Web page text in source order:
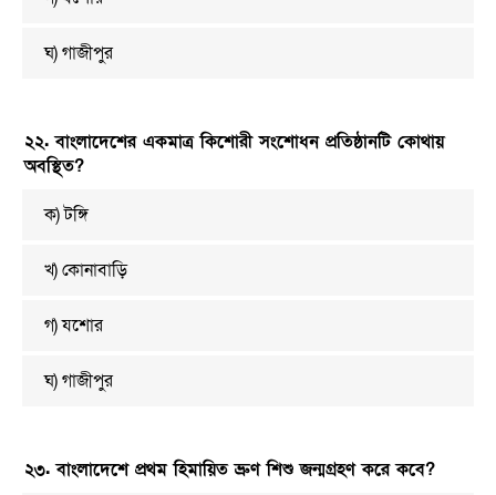
ঘ) গাজীপুর
২২. বাংলাদেশের একমাত্র কিশোরী সংশোধন প্রতিষ্ঠানটি কোথায়
অবস্থিত?
ক) টঙ্গি
খ) কোনাবাড়ি
গ) যশোর
ঘ) গাজীপুর
২৩. বাংলাদেশে প্রথম হিমায়িত ভ্রুণ শিশু জন্মগ্রহণ করে কবে?